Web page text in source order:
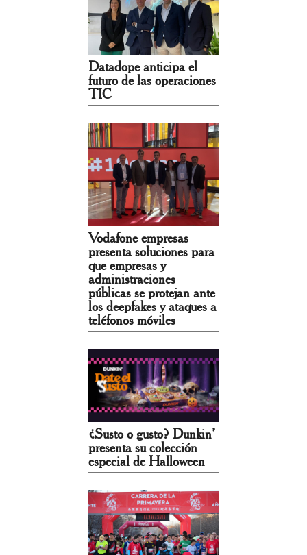
Datadope anticipa el
futuro de las operaciones
TIC
Vodafone empresas
presenta soluciones para
que empresas y
administraciones
públicas se protejan ante
los deepfakes y ataques a
teléfonos móviles
¿Susto o gusto? Dunkin’
presenta su colección
especial de Halloween